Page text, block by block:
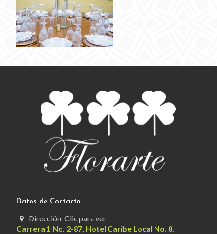
Datos de Contacto
Dirección: Clic para ver
Carrera 1 No. 2-87, Hotel Caribe Local No. 8.